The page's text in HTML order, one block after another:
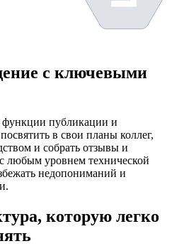
с ключевыми
функции публикации и
в свои планы коллег,
и собрать отзывы и
любым уровнем технической
недопониманий и
которую легко